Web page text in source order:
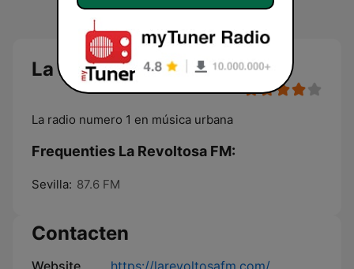
La Revoltosa FM
La radio numero 1 en música urbana
Frequenties La Revoltosa FM:
Sevilla: 87.6 FM
Contacten
Website
https://larevoltosafm.com/